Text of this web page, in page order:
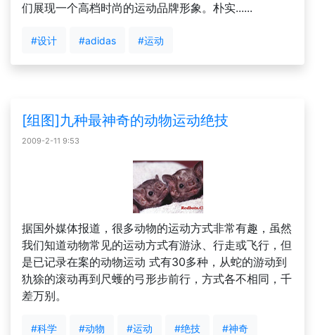
们展现一个高档时尚的运动品牌形象。朴实......
#设计 #adidas #运动
[组图]九种最神奇的动物运动绝技
2009-2-11 9:53
据国外媒体报道，很多动物的运动方式非常有趣，虽然
我们知道动物常见的运动方式有游泳、行走或飞行，但
是已记录在案的动物运动 式有30多种，从蛇的游动到
犰狳的滚动再到尺蠖的弓形步前行，方式各不相同，千
差万别。
#科学 #动物 #运动 #绝技 #神奇